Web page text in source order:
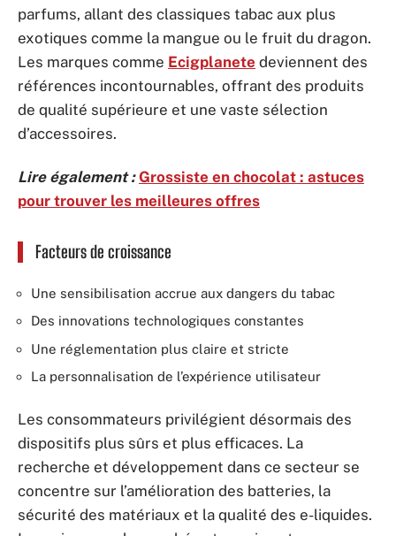
parfums, allant des classiques tabac aux plus
exotiques comme la mangue ou le fruit du dragon.
Les marques comme Ecigplanete deviennent des
références incontournables, offrant des produits
de qualité supérieure et une vaste sélection
d’accessoires.
Lire également : Grossiste en chocolat : astuces
pour trouver les meilleures offres
Facteurs de croissance
Une sensibilisation accrue aux dangers du tabac
Des innovations technologiques constantes
Une réglementation plus claire et stricte
La personnalisation de l’expérience utilisateur
Les consommateurs privilégient désormais des
dispositifs plus sûrs et plus efficaces. La
recherche et développement dans ce secteur se
concentre sur l’amélioration des batteries, la
sécurité des matériaux et la qualité des e-liquides.